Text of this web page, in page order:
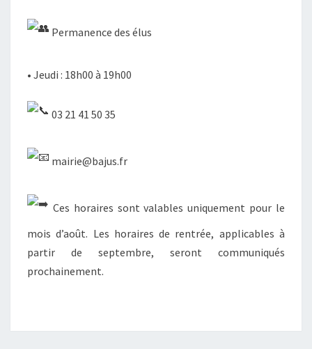
Permanence des élus
• Jeudi : 18h00 à 19h00
03 21 41 50 35
mairie@bajus.fr
Ces horaires sont valables uniquement pour le
mois d’août. Les horaires de rentrée, applicables à
partir de septembre, seront communiqués
prochainement.